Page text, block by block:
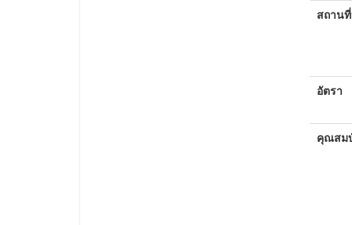
สถาน
อัตรา
คุณสม